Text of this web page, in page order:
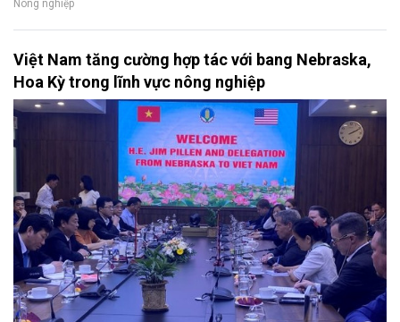
Nông nghiệp
Việt Nam tăng cường hợp tác với bang Nebraska,
Hoa Kỳ trong lĩnh vực nông nghiệp